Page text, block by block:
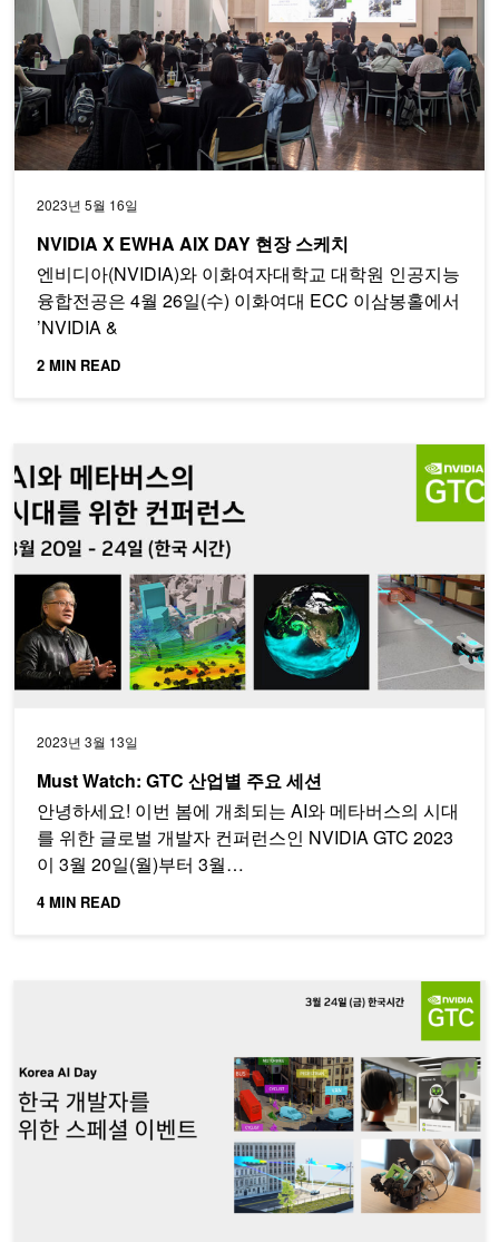
2023년 5월 16일
NVIDIA X EWHA AIX DAY 현장 스케치
엔비디아(NVIDIA)와 이화여자대학교 대학원 인공지능
융합전공은 4월 26일(수) 이화여대 ECC 이삼봉홀에서
’NVIDIA &
2 MIN READ
2023년 3월 13일
Must Watch: GTC 산업별 주요 세션
안녕하세요! 이번 봄에 개최되는 AI와 메타버스의 시대
를 위한 글로벌 개발자 컨퍼런스인 NVIDIA GTC 2023
이 3월 20일(월)부터 3월…
4 MIN READ
GTC 2023 한국 개발자를 위한 필수 시청 이벤트 - ‘AI 개발자 밋업’